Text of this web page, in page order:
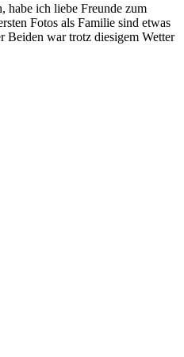
habe ich liebe Freunde zum
Fotos als Familie sind etwas
Beiden war trotz diesigem Wetter